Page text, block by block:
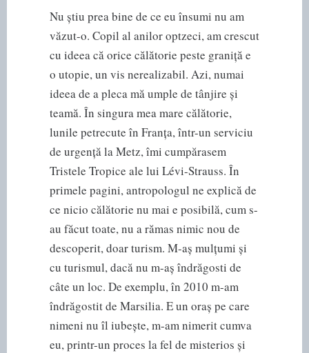
Nu știu prea bine de ce eu însumi nu am
văzut-o. Copil al anilor optzeci, am crescut
cu ideea că orice călătorie peste graniță e
o utopie, un vis nerealizabil. Azi, numai
ideea de a pleca mă umple de tânjire și
teamă. În singura mea mare călătorie,
lunile petrecute în Franța, într-un serviciu
de urgență la Metz, îmi cumpărasem
Tristele Tropice ale lui Lévi-Strauss. În
primele pagini, antropologul ne explică de
ce nicio călătorie nu mai e posibilă, cum s-
au făcut toate, nu a rămas nimic nou de
descoperit, doar turism. M-aș mulțumi și
cu turismul, dacă nu m-aș îndrăgosti de
câte un loc. De exemplu, în 2010 m-am
îndrăgostit de Marsilia. E un oraș pe care
nimeni nu îl iubește, m-am nimerit cumva
eu, printr-un proces la fel de misterios și